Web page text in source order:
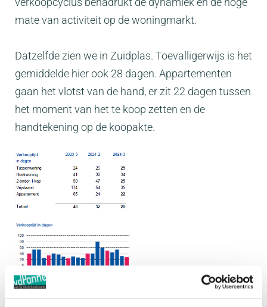
mate van activiteit op de woningmarkt.
Datzelfde zien we in Zuidplas. Toevalligerwijs is het
gemiddelde hier ook 28 dagen. Appartementen
gaan het vlotst van de hand, er zit 22 dagen tussen
het moment van het te koop zetten en de
handtekening op de koopakte.